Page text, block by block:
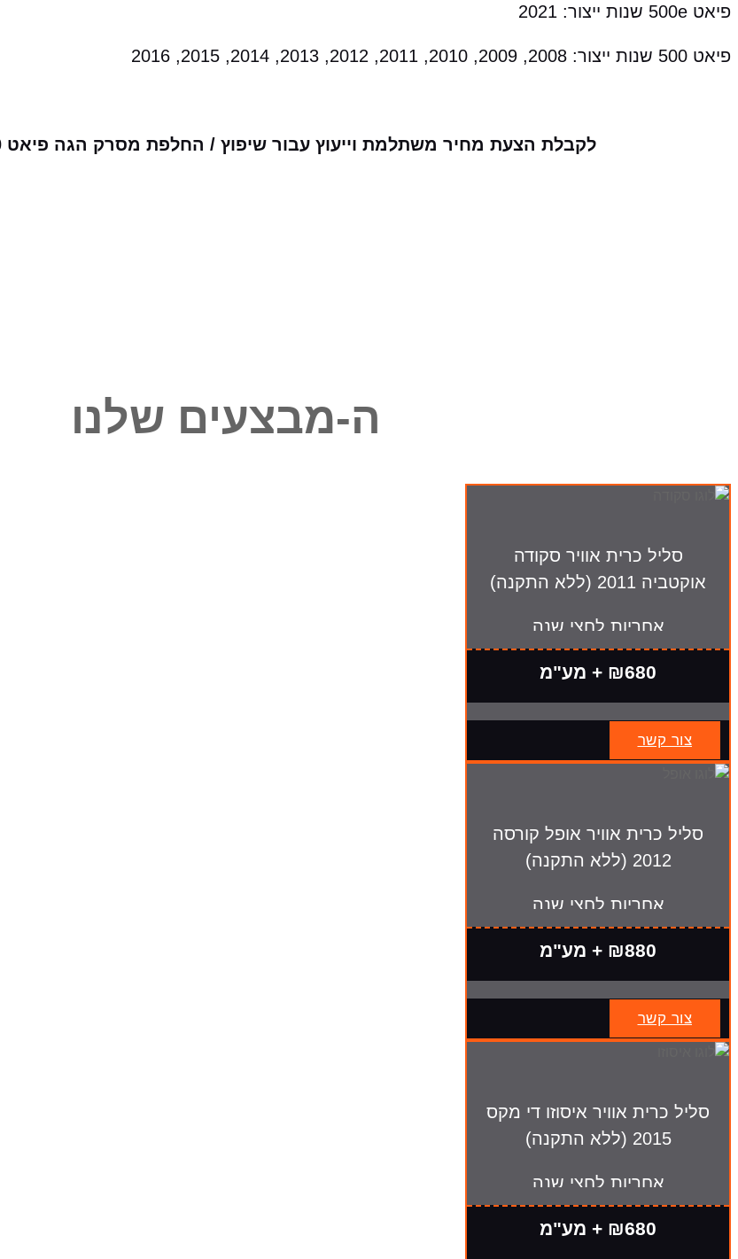
פיאט 500e שנות ייצור: 2021
פיאט 500 שנות ייצור: 2008, 2009, 2010, 2011, 2012, 2013, 2014, 2015, 2016
לקבלת הצעת מחיר משתלמת וייעוץ עבור שיפוץ / החלפת מסרק הגה פיאט 500
ה-מבצעים שלנו
סליל כרית אוויר סקודה
אוקטביה 2011 (ללא התקנה)
אחריות לחצי שנה
₪680 + מע"מ
צור קשר
סליל כרית אוויר אופל קורסה
2012 (ללא התקנה)
אחריות לחצי שנה
₪880 + מע"מ
צור קשר
סליל כרית אוויר איסוזו די מקס
2015 (ללא התקנה)
אחריות לחצי שנה
₪680 + מע"מ